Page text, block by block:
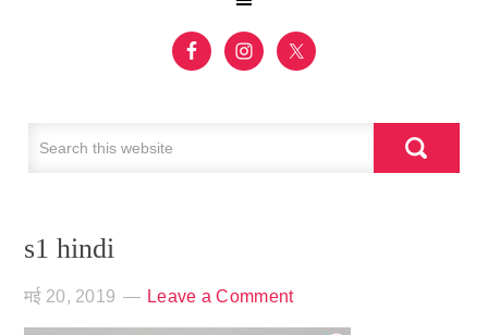
s1 hindi
मई 20, 2019 Leave a Comment